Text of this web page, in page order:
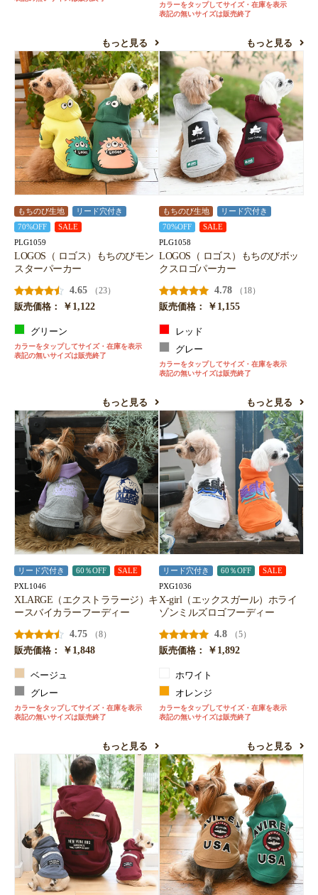
もっと見る
カラーをタップしてサイズ・在庫を表示
表記の無いサイズは販売終了
もっと見る
もちのび生地
リード穴付き
70%OFF
SALE
PLG1059
LOGOS（ ロゴス）もちのびモン
スターパーカー
4.65
（23）
販売価格：
￥1,122
グリーン
カラーをタップしてサイズ・在庫を表示
表記の無いサイズは販売終了
もっと見る
もちのび生地
リード穴付き
70%OFF
SALE
PLG1058
LOGOS（ ロゴス）もちのびボッ
クスロゴパーカー
4.78
（18）
販売価格：
￥1,155
レッド
グレー
カラーをタップしてサイズ・在庫を表示
表記の無いサイズは販売終了
もっと見る
リード穴付き 60％OFF SALE
PXL1046
XLARGE（エクストララージ）キ
ースバイカラーフーディー
4.75
（8）
販売価格：
￥1,848
ベージュ
グレー
カラーをタップしてサイズ・在庫を表示
表記の無いサイズは販売終了
もっと見る
リード穴付き 60％OFF SALE
PXG1036
X-girl（エックスガール）ホライ
ゾンミルズロゴフーディー
4.8
（5）
販売価格：
￥1,892
ホワイト
オレンジ
カラーをタップしてサイズ・在庫を表示
表記の無いサイズは販売終了
もっと見る